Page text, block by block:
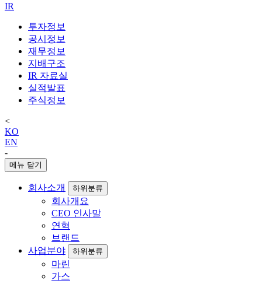
IR
투자정보
공시정보
재무정보
지배구조
IR 자료실
실적발표
주식정보
<
KO
EN
-
메뉴 닫기
회사소개 하위분류
회사개요
CEO 인사말
연혁
브랜드
사업분야
하위분류
마린
가스